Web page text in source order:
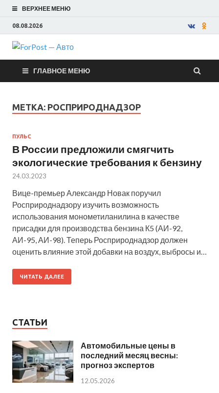
ВЕРХНЕЕ МЕНЮ
08.08.2026
ForPost —
Авто
ГЛАВНОЕ МЕНЮ
МЕТКА: РОСПРИРОДНАДЗОР
ПУЛЬС
В России предложили смягчить
экологические требования к бензину
24.03.2023
Вице-премьер Александр Новак поручил
Росприроднадзору изучить возможность
использования монометиланилина в качестве
присадки для производства бензина К5 (АИ-92,
АИ-95, АИ-98). Теперь Росприроднадзор должен
оценить влияние этой добавки на воздух, выбросы и…
ЧИТАТЬ ДАЛЕЕ
СТАТЬИ
Автомобильные цены в
последний месяц весны:
прогноз экспертов
12.05.2026